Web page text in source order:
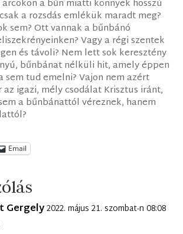
a bűn miatti könnyek hosszú
a rozsdás emlékük maradt meg?
sem? Ott vannak a bűnbánó
Vagy a régi szentek
és távoli? Nem lett sok keresztény
bűnbánat nélküli hit, amely éppen
sem tud emelni? Vajon nem azért
az igazi, mély csodálat Krisztus iránt,
a bűnbánattól véreznek, hanem
Email
Gergely2022. május 21. szombat-n 08:08